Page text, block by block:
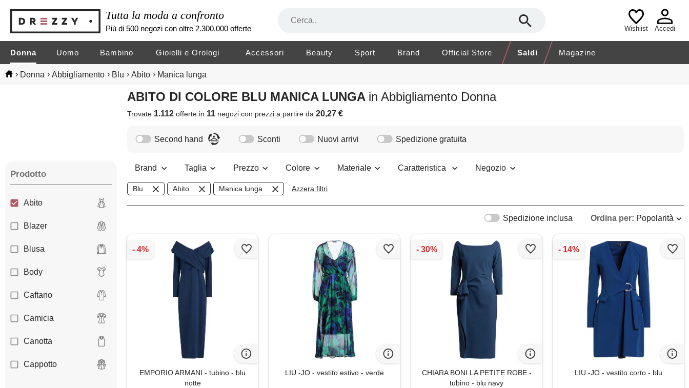
Tutta la moda a confronto
Più di 500 negozi con oltre 2.300.000 offerte Wishlist Accedi
Donna Uomo Bambino Gioielli e Orologi Accessori Beauty Sport Brand Official Store Saldi Magazine
› Donna › Abbigliamento › Blu › Abito › Manica lunga
ABITO DI COLORE BLU MANICA LUNGA in Abbigliamento Donna
Trovate 1.112 offerte in 11 negozicon prezzi a partire da20,27 €
Prodotto
Abito
Blazer
Blusa
Body
Caftano
Camicia
Canotta
Cappotto
Second hand Sconti Nuovi arrivi Spedizione gratuita
Brand Taglia Prezzo Colore Materiale Caratteristica Negozio
Blu Abito Manica lunga Azzera filtri
Ordina per: Popolarità
Spedizione inclusa
EMPORIO ARMANI - tubino - blu
notte
LIU -JO - vestito estivo - verde
CHIARA BONI LA PETITE ROBE -
tubino - blu navy
LIU -JO - vestito corto - blu